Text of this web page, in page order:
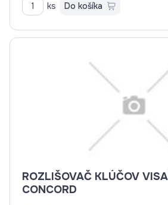
ks Do košíka
ROZLIŠOVAČ KLÚČOV
CONCORD